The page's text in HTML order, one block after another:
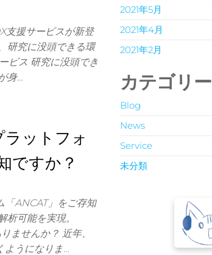
支援サービスが新登
研究に没頭できる環
ビス 研究に没頭でき
身…
ットフォ
ですか？
「ANCAT」をご存知
析可能を実現。
ませんか？ 近年、
ようになりま…
2021年5月
2021年4月
2021年2月
カテゴリー
Blog
News
Service
未分類